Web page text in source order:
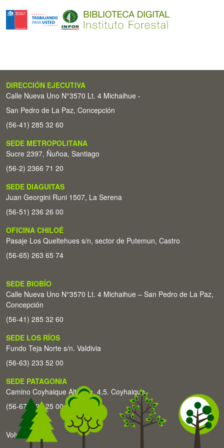
DIRECCIÓN EJECUTIVA
Calle Nueva Uno N°3570 Lt. 4 Michaihue -
San Pedro de La Paz, Concepción
(56-41) 285 32 60
SEDE METROPOLITANA
Sucre 2397, Ñuñoa, Santiago
(56-2) 2366 71 20
SEDE DIAGUITAS
Juan Georgini Runi 1507, La Serena
(56-51) 236 26 00
OFICINA CHILOÉ
Pasaje Los Queltehues s/n, sector de Putemun, Castro
(56-65) 263 65 74
SEDE BIOBÍO
Calle Nueva Uno N°3570 Lt. 4 Michaihue – San Pedro de La Paz,
Concepción
(56-41) 285 32 60
SEDE LOS RÍOS
Fundo Teja Norte s/n. Valdivia
(56-63) 233 52 00
SEDE PATAGONIA
Camino Coyhaique Alto Km. 4,5. Coyhaique
(56-67) 226 25 00
Volver arriba